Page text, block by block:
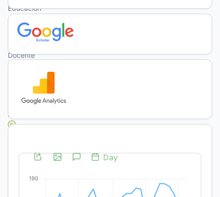
Educación
Inicial, del
Instituto de
Formación
Docente
Magister en
Educación-
UNLP-
FaHCE
4992